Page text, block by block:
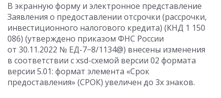
В экранную форму и электронное представление
Заявления о предоставлении отсрочки (рассрочки,
инвестиционного налогового кредита) (КНД 1 150
086) (утверждено приказом ФНС России
от 30.11.2022 № ЕД-7−8/1134@) внесены изменения
в соответствии с xsd-схемой версии 02 формата
версии 5.01: формат элемента «Срок
предоставления» (СРОК) увеличен до 3х знаков.